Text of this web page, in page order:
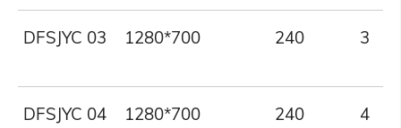
DFSJYC 03 1280*700 240 3
DFSJYC 04 1280*700 240 4